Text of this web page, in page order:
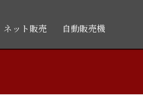
ネット販売 自動販売機